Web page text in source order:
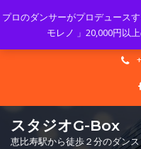
Mon
スタジオG-Box
恵比寿駅から徒歩２分のダン
プロのダンサーがプロデュース
モレノ 」20,000円以